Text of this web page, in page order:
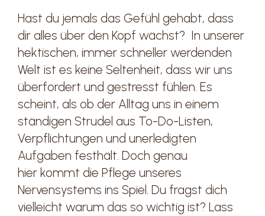
Hast du jemals das Gefühl gehabt, dass
dir alles über den Kopf wächst? In unserer
hektischen, immer schneller werdenden
Welt ist es keine Seltenheit, dass wir uns
überfordert und gestresst fühlen. Es
scheint, als ob der Alltag uns in einem
ständigen Strudel aus To-Do-Listen,
Verpflichtungen und unerledigten
Aufgaben festhält. Doch genau
hier kommt die Pflege unseres
Nervensystems ins Spiel. Du fragst dich
vielleicht warum das so wichtig ist? Lass